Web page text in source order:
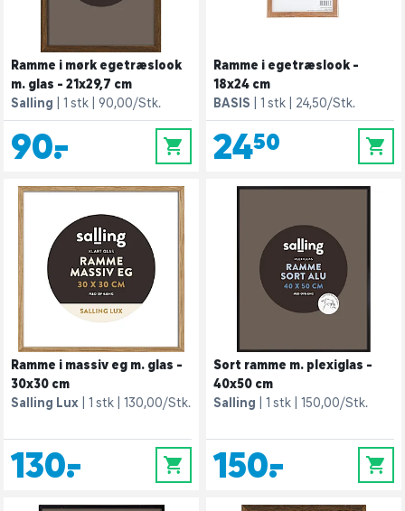
Ramme i mørk egetræslook
m. glas - 21x29,7 cm
Salling
1 stk 90,00/Stk.
90,- 0
Ramme i egetræslook -
18x24 cm
BASIS
1 stk 24,50/Stk.
24,50 0
Ramme i massiv eg m. glas -
30x30 cm
Salling Lux
1 stk 130,00/Stk.
130,- 0
Sort ramme m. plexiglas -
40x50 cm
Salling
1 stk 150,00/Stk.
150,- 0